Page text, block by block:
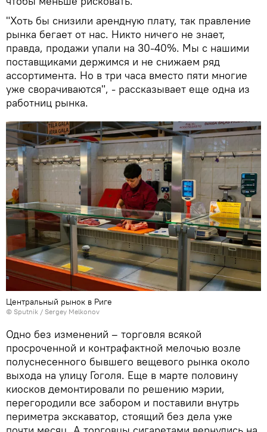
"Хоть бы снизили арендную плату, так правление
рынка бегает от нас. Никто ничего не знает,
правда, продажи упали на 30-40%. Мы с нашими
поставщиками держимся и не снижаем ряд
ассортимента. Но в три часа вместо пяти многие
уже сворачиваются", - рассказывает еще одна из
работниц рынка.
Центральный рынок в Риге
© Sputnik / Sergey Melkonov
Одно без изменений – торговля всякой
просроченной и контрафактной мелочью возле
полуснесенного бывшего вещевого рынка около
выхода на улицу Гоголя. Еще в марте половину
киосков демонтировали по решению мэрии,
перегородили все забором и поставили внутрь
периметра экскаватор, стоящий без дела уже